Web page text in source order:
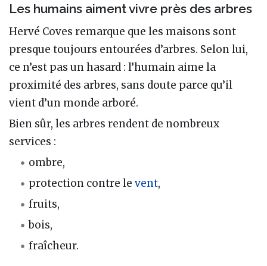
Les humains aiment vivre près des arbres
Hervé Coves remarque que les maisons sont
presque toujours entourées d’arbres. Selon lui,
ce n’est pas un hasard : l’humain aime la
proximité des arbres, sans doute parce qu’il
vient d’un monde arboré.
Bien sûr, les arbres rendent de nombreux
services :
ombre,
protection contre levent,
fruits,
bois,
fraîcheur.